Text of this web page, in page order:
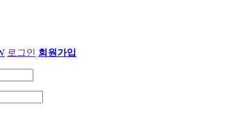
로그인 회원가입